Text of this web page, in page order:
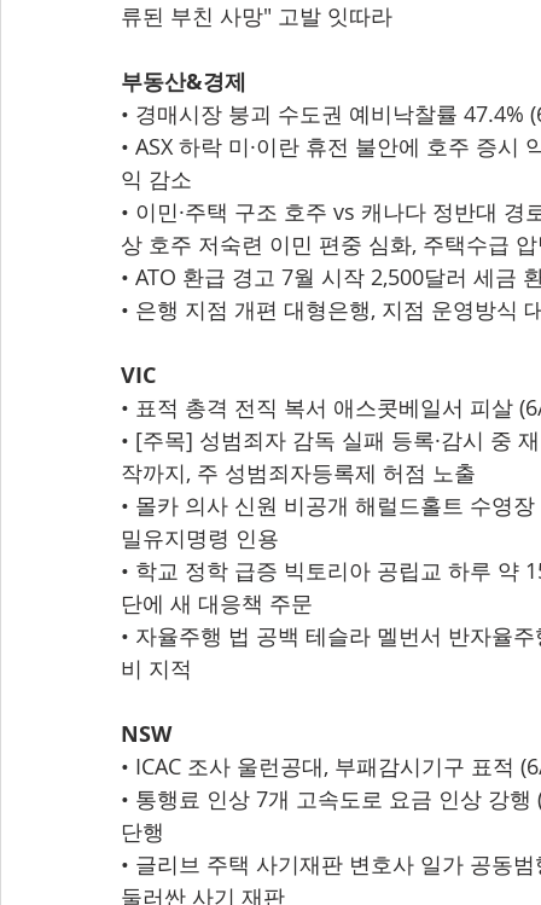
류된 부친 사망" 고발 잇따라
부동산&경제
• 경매시장 붕괴 수도권 예비낙찰률
• ASX 하락 미·이란 휴전 불안에 호주 증
익 감소
• 이민·주택 구조 호주 vs 캐나다 정반대
상 호주 저숙련 이민 편중 심화, 주택수급
• ATO 환급 경고 7월 시작 2,500달러 세
• 은행 지점 개편 대형은행, 지점 운영방식
VIC
• 표적 총격 전직 복서 애스콧베일서 피살
• [주목] 성범죄자 감독 실패 등록·감시 중
작까지, 주 성범죄자등록제 허점 노출
• 몰카 의사 신원 비공개 해럴드홀트 수영
밀유지명령 인용
• 학교 정학 급증 빅토리아 공립교 하루 약
단에 새 대응책 주문
• 자율주행 법 공백 테슬라 멜번서 반자율
비 지적
NSW
• ICAC 조사 울런공대, 부패감시기구 표적
• 통행료 인상 7개 고속도로 요금 인상 강
단행
• 글리브 주택 사기재판 변호사 일가 공동
둘러싼 사기 재판